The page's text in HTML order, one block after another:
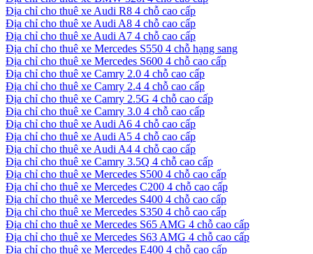
Địa chỉ cho thuê xe Audi R8 4 chỗ cao cấp
Địa chỉ cho thuê xe Audi A8 4 chỗ cao cấp
Địa chỉ cho thuê xe Audi A7 4 chỗ cao cấp
Địa chỉ cho thuê xe Mercedes S550 4 chỗ hạng sang
Địa chỉ cho thuê xe Mercedes S600 4 chỗ cao cấp
Địa chỉ cho thuê xe Camry 2.0 4 chỗ cao cấp
Địa chỉ cho thuê xe Camry 2.4 4 chỗ cao cấp
Địa chỉ cho thuê xe Camry 2.5G 4 chỗ cao cấp
Địa chỉ cho thuê xe Camry 3.0 4 chỗ cao cấp
Địa chỉ cho thuê xe Audi A6 4 chỗ cao cấp
Địa chỉ cho thuê xe Audi A5 4 chỗ cao cấp
Địa chỉ cho thuê xe Audi A4 4 chỗ cao cấp
Địa chỉ cho thuê xe Camry 3.5Q 4 chỗ cao cấp
Địa chỉ cho thuê xe Mercedes S500 4 chỗ cao cấp
Địa chỉ cho thuê xe Mercedes C200 4 chỗ cao cấp
Địa chỉ cho thuê xe Mercedes S400 4 chỗ cao cấp
Địa chỉ cho thuê xe Mercedes S350 4 chỗ cao cấp
Địa chỉ cho thuê xe Mercedes S65 AMG 4 chỗ cao cấp
Địa chỉ cho thuê xe Mercedes S63 AMG 4 chỗ cao cấp
Địa chỉ cho thuê xe Mercedes E400 4 chỗ cao cấp